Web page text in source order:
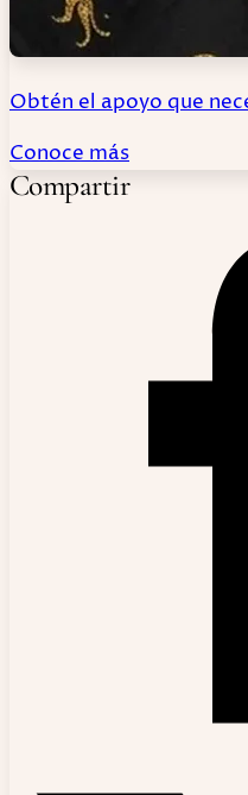
Obtén el apoyo que
Conoce más
Compartir